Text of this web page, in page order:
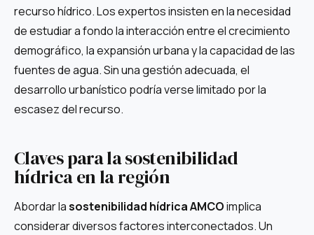
recurso hídrico. Los expertos insisten en la necesidad
de estudiar a fondo la interacción entre el crecimiento
demográfico, la expansión urbana y la capacidad de las
fuentes de agua. Sin una gestión adecuada, el
desarrollo urbanístico podría verse limitado por la
escasez del recurso.
Claves para la sostenibilidad
hídrica en la región
Abordar lasostenibilidad hídrica AMCOimplica
considerar diversos factores interconectados. Un